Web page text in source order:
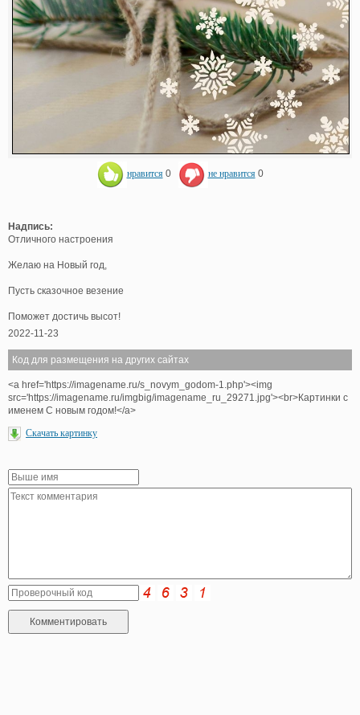
нравится 0 не нравится 0
Надпись:
Отличного настроения
Желаю на Новый год,
Пусть сказочное везение
Поможет достичь высот!
2022-11-23
Код для размещения на других сайтах
<a href='https://imagename.ru/s_novym_godom-1.php'><img
src='https://imagename.ru/imgbig/imagename_ru_29271.jpg'><br>Картинки с
именем С новым годом!</a>
Скачать картинку